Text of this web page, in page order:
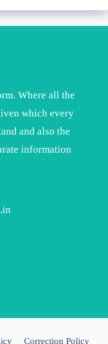
Where all the
which every
and also the
information
Correction Policy